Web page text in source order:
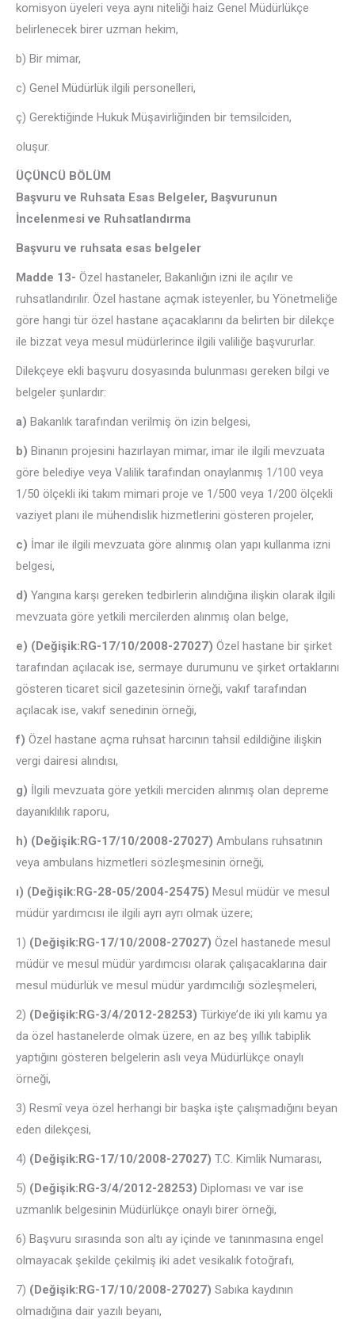
komisyon üyeleri veya aynı niteliği haiz Genel Müdürlükçe
belirlenecek birer uzman hekim,
b) Bir mimar,
c) Genel Müdürlük ilgili personelleri,
ç) Gerektiğinde Hukuk Müşavirliğinden bir temsilciden,
oluşur.
ÜÇÜNCÜ BÖLÜM
Başvuru ve Ruhsata Esas Belgeler, Başvurunun
İncelenmesi ve Ruhsatlandırma
Başvuru ve ruhsata esas belgeler
Madde 13- Özel hastaneler, Bakanlığın izni ile açılır ve
ruhsatlandırılır. Özel hastane açmak isteyenler, bu Yönetmeliğe
göre hangi tür özel hastane açacaklarını da belirten bir dilekçe
ile bizzat veya mesul müdürlerince ilgili valiliğe başvururlar.
Dilekçeye ekli başvuru dosyasında bulunması gereken bilgi ve
belgeler şunlardır:
a) Bakanlık tarafından verilmiş ön izin belgesi,
b) Binanın projesini hazırlayan mimar, imar ile ilgili mevzuata
göre belediye veya Valilik tarafından onaylanmış 1/100 veya
1/50 ölçekli iki takım mimari proje ve 1/500 veya 1/200 ölçekli
vaziyet planı ile mühendislik hizmetlerini gösteren projeler,
c) İmar ile ilgili mevzuata göre alınmış olan yapı kullanma izni
belgesi,
d) Yangına karşı gereken tedbirlerin alındığına ilişkin olarak ilgili
mevzuata göre yetkili mercilerden alınmış olan belge,
e) (Değişik:RG-17/10/2008-27027) Özel hastane bir şirket
tarafından açılacak ise, sermaye durumunu ve şirket ortaklarını
gösteren ticaret sicil gazetesinin örneği, vakıf tarafından
açılacak ise, vakıf senedinin örneği,
f) Özel hastane açma ruhsat harcının tahsil edildiğine ilişkin
vergi dairesi alındısı,
g) İlgili mevzuata göre yetkili merciden alınmış olan depreme
dayanıklılık raporu,
h) (Değişik:RG-17/10/2008-27027) Ambulans ruhsatının
veya ambulans hizmetleri sözleşmesinin örneği,
ı) (Değişik:RG-28-05/2004-25475) Mesul müdür ve mesul
müdür yardımcısı ile ilgili ayrı ayrı olmak üzere;
1) (Değişik:RG-17/10/2008-27027) Özel hastanede mesul
müdür ve mesul müdür yardımcısı olarak çalışacaklarına dair
mesul müdürlük ve mesul müdür yardımcılığı sözleşmeleri,
2) (Değişik:RG-3/4/2012-28253) Türkiye’de iki yılı kamu ya
da özel hastanelerde olmak üzere, en az beş yıllık tabiplik
yaptığını gösteren belgelerin aslı veya Müdürlükçe onaylı
örneği,
3) Resmî veya özel herhangi bir başka işte çalışmadığını beyan
eden dilekçesi,
4) (Değişik:RG-17/10/2008-27027) T.C. Kimlik Numarası,
5) (Değişik:RG-3/4/2012-28253) Diploması ve var ise
uzmanlık belgesinin Müdürlükçe onaylı birer örneği,
6) Başvuru sırasında son altı ay içinde ve tanınmasına engel
olmayacak şekilde çekilmiş iki adet vesikalık fotoğrafı,
7) (Değişik:RG-17/10/2008-27027) Sabıka kaydının
olmadığına dair yazılı beyanı,